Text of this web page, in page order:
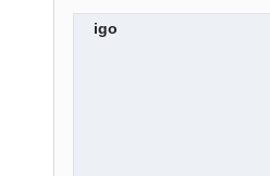
igo